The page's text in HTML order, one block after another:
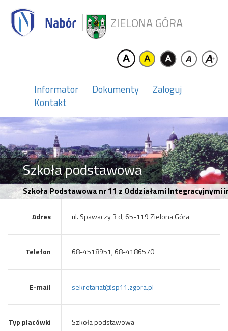
ZIELONA GÓRA
Informator Dokumenty
Zaloguj
Kontakt
Szkoła podstawowa
Szkoła Podstawowa nr 11 z Oddziałami Integracyjnymi
Adres ul. Spawaczy 3 d, 65-119 Zielona Góra
Telefon 68-4518951, 68-4186570
E-mail sekretariat@sp11.zgora.pl
Typ placówki Szkoła podstawowa